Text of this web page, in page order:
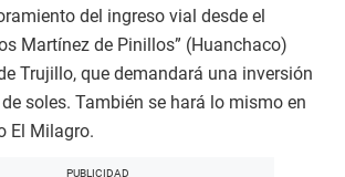
del ingreso vial desde el
Martínez de Pinillos” (Huanchaco)
Trujillo, que demandará una inversión
soles. También se hará lo mismo en
El Milagro.